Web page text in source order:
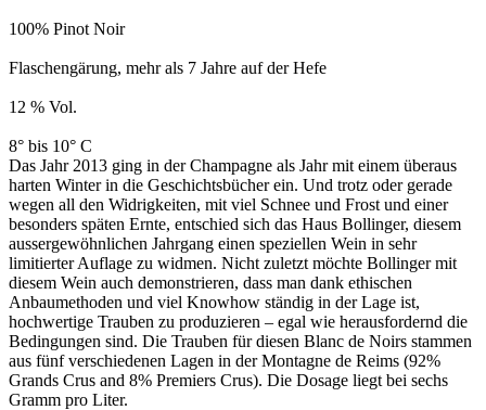
100% Pinot Noir
Flaschengärung, mehr als 7 Jahre auf der Hefe
12 % Vol.
8° bis 10° C
Das Jahr 2013 ging in der Champagne als Jahr mit einem überaus
harten Winter in die Geschichtsbücher ein. Und trotz oder gerade
wegen all den Widrigkeiten, mit viel Schnee und Frost und einer
besonders späten Ernte, entschied sich das Haus Bollinger, diesem
aussergewöhnlichen Jahrgang einen speziellen Wein in sehr
limitierter Auflage zu widmen. Nicht zuletzt möchte Bollinger mit
diesem Wein auch demonstrieren, dass man dank ethischen
Anbaumethoden und viel Knowhow ständig in der Lage ist,
hochwertige Trauben zu produzieren – egal wie herausfordernd die
Bedingungen sind. Die Trauben für diesen Blanc de Noirs stammen
aus fünf verschiedenen Lagen in der Montagne de Reims (92%
Grands Crus and 8% Premiers Crus). Die Dosage liegt bei sechs
Gramm pro Liter.